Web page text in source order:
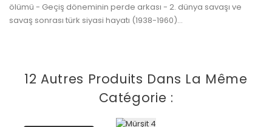
ölümü - Geçiş döneminin perde arkası - 2. dünya savaşı ve
savaş sonrası türk siyasi hayatı (1938-1960)...
12 Autres Produits Dans La Même
Catégorie :